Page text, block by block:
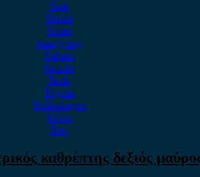
Seat
Skoda
Smart
ssangyong
Subaru
Suzuki
Tesla
Toyota
Volkswagen
Volvo
Xev
καθρέπτης δεξιός